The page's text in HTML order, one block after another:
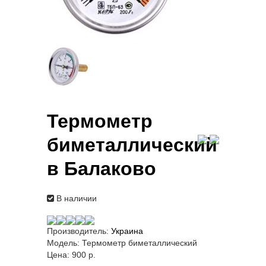
Термометр
биметаллический
в Балаково
В наличии
Производитель: Украина
Модель: Термометр биметаллический
Цена: 900 p.